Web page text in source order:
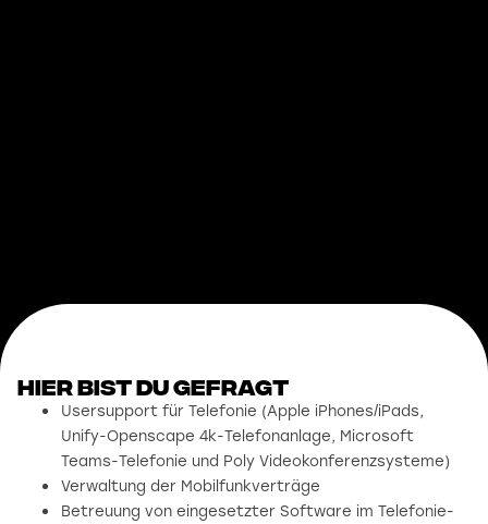
Hier bist du gefragt
Usersupport für Telefonie (Apple iPhones/iPads,
Unify-Openscape 4k-Telefonanlage, Microsoft
Teams-Telefonie und Poly Videokonferenzsysteme)
Verwaltung der Mobilfunkverträge
Betreuung von eingesetzter Software im Telefonie-